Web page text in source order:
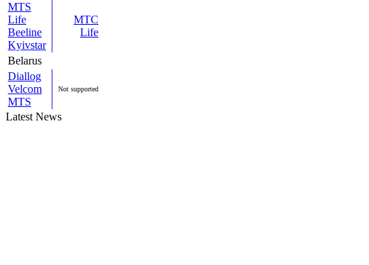
MTS
Life
Beeline
Kyivstar
МТС
Life
Belarus
Diallog
Velcom
MTS
Not supported
Latest News